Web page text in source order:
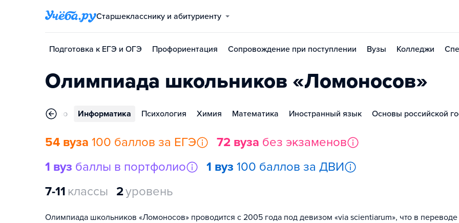
Старшекласснику и абитуриенту
Подготовка к ЕГЭ и ОГЭ Профориентация Сопровождение при поступлении Вузы Колледжи
Олимпиада школьников «Ломоносов»
Право Информатика Психология Химия Математика Иностранный язык Основы российской
54 вуза 100 баллов за ЕГЭ 72 вуза без экзаменов
1 вуз баллы в портфолио 1 вуз 100 баллов за ДВИ
7-11 классы 2уровень
Олимпиада школьников «Ломоносов» проводится с 2005 года под девизом «via scientiarum», что в переводе